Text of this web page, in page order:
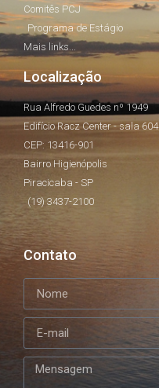
Comitês PCJ
Programa de Estágio
Mais links...
Localização
Rua Alfredo Guedes nº 1949
Edifício Racz Center - sala 604
CEP: 13416-901
Bairro Higienópolis
Piracicaba - SP
(19) 3437-2100
Contato